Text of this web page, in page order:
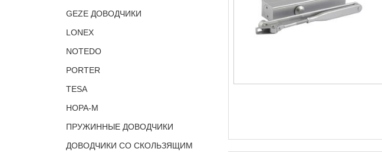
GEZE ДОВОДЧИКИ
LONEX
NOTEDO
PORTER
TESA
НОРА-М
ПРУЖИННЫЕ ДОВОДЧИКИ
ДОВОДЧИКИ СО СКОЛЬЗЯЩИМ